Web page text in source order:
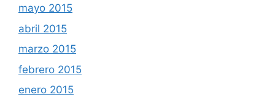
mayo 2015
abril 2015
marzo 2015
febrero 2015
enero 2015